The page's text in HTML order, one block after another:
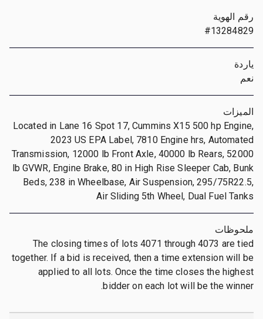
رقم الهوية
#13284829
ياردة
نعم
الميزات
Located in Lane 16 Spot 17, Cummins X15 500 hp Engine,
2023 US EPA Label, 7810 Engine hrs, Automated
Transmission, 12000 lb Front Axle, 40000 lb Rears, 52000
lb GVWR, Engine Brake, 80 in High Rise Sleeper Cab, Bunk
Beds, 238 in Wheelbase, Air Suspension, 295/75R22.5,
Air Sliding 5th Wheel, Dual Fuel Tanks
ملحوظات
The closing times of lots 4071 through 4073 are tied
together. If a bid is received, then a time extension will be
applied to all lots. Once the time closes the highest
bidder on each lot will be the winner.